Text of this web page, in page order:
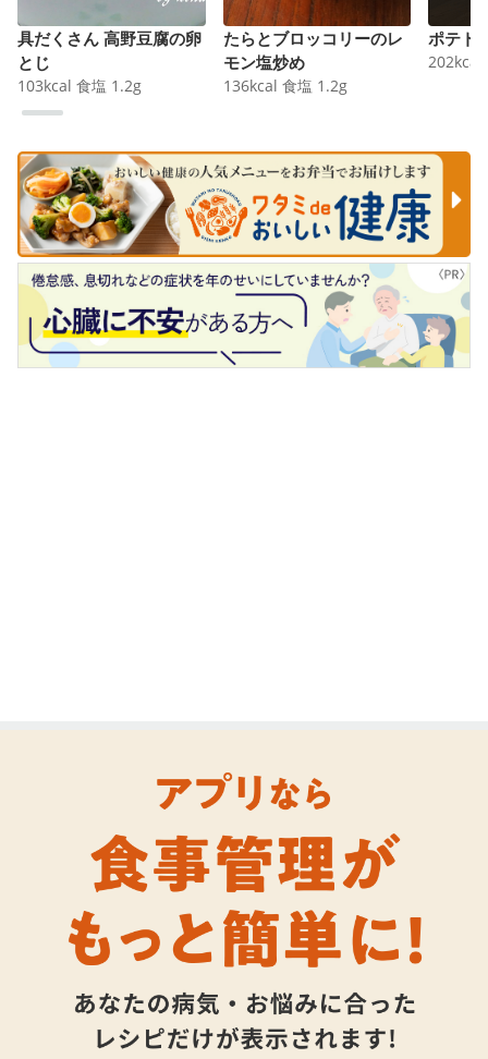
具だくさん 高野豆腐の卵
とじ
103kcal 食塩 1.2g
たらとブロッコリーのレ
モン塩炒め
136kcal 食塩 1.2g
ポテト
202kcal